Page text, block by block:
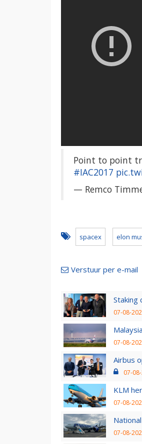
Point to point
#IAC2017
— Remco
spacex elon
Verstuur per e-mail
Staking
07-08-
07-08-
Airbus
07-
KLM
07-08-
07-08-